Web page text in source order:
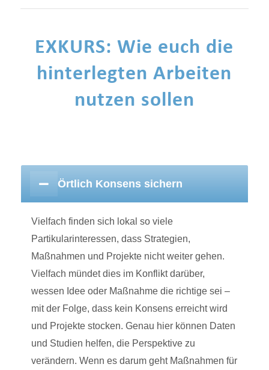
EXKURS: Wie euch die
hinterlegten Arbeiten
nutzen sollen
Örtlich Konsens sichern
Vielfach finden sich lokal so viele
Partikularinteressen, dass Strategien,
Maßnahmen und Projekte nicht weiter gehen.
Vielfach mündet dies im Konflikt darüber,
wessen Idee oder Maßnahme die richtige sei –
mit der Folge, dass kein Konsens erreicht wird
und Projekte stocken. Genau hier können Daten
und Studien helfen, die Perspektive zu
verändern. Wenn es darum geht Maßnahmen für